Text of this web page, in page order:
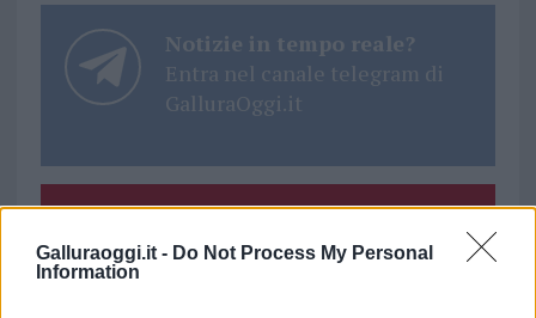
Galluraoggi.it - Do Not Process My Personal
Information
Notizie in tempo reale?
Entra nel canale telegram di
GalluraOggi.it
i tuoi video e le tue foto